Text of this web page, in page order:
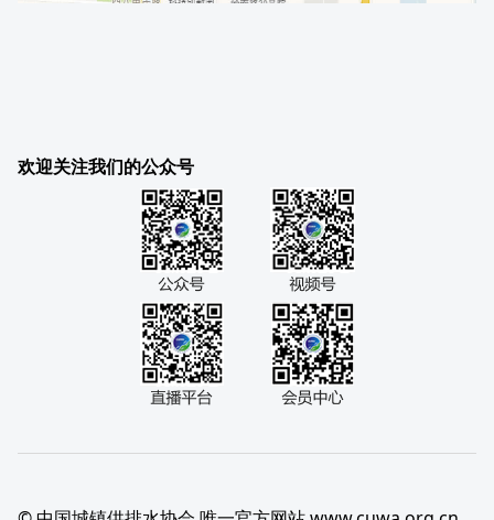
欢迎关注我们的公众号